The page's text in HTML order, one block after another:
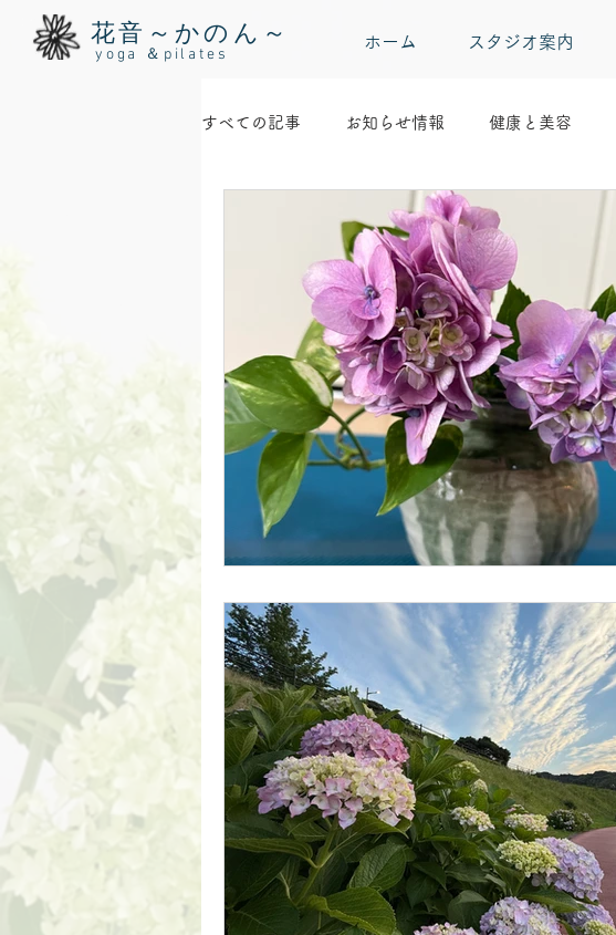
花音～かのん～
yoga ＆pilates
ホーム スタジオ案内
すべての記事 お知らせ情報 健康と美容